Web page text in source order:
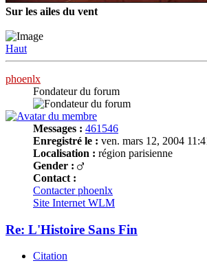
Sur les ailes du vent
Haut
phoenlx
Fondateur du forum
Messages : 461546
Enregistré le : ven. mars 12, 2004
Localisation : région parisienne
Gender :
Contact :
Contacter phoenlx
Site Internet WLM
Re: L'Histoire Sans Fin
Citation